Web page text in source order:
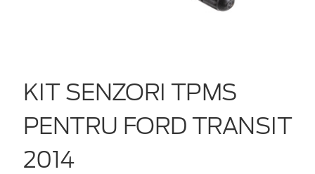
KIT SENZORI TPMS
PENTRU FORD TRANSIT
2014